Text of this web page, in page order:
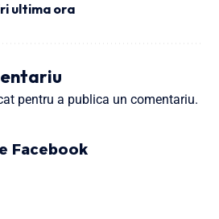
ultima ora
pentru a publica un comentariu.
Facebook